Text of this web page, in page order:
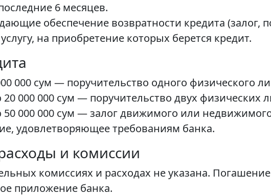
6 месяцев.
обеспечение возвратности кредита (залог,
на приобретение которых берется кредит.
000 сум — поручительство одного физического
20 000 000 сум — поручительство двух физических
50 000 000 сум — залог движимого или
удовлетворяющее требованиям банка.
и комиссии
комиссиях и расходах не указана. Погашение
приложение банка.